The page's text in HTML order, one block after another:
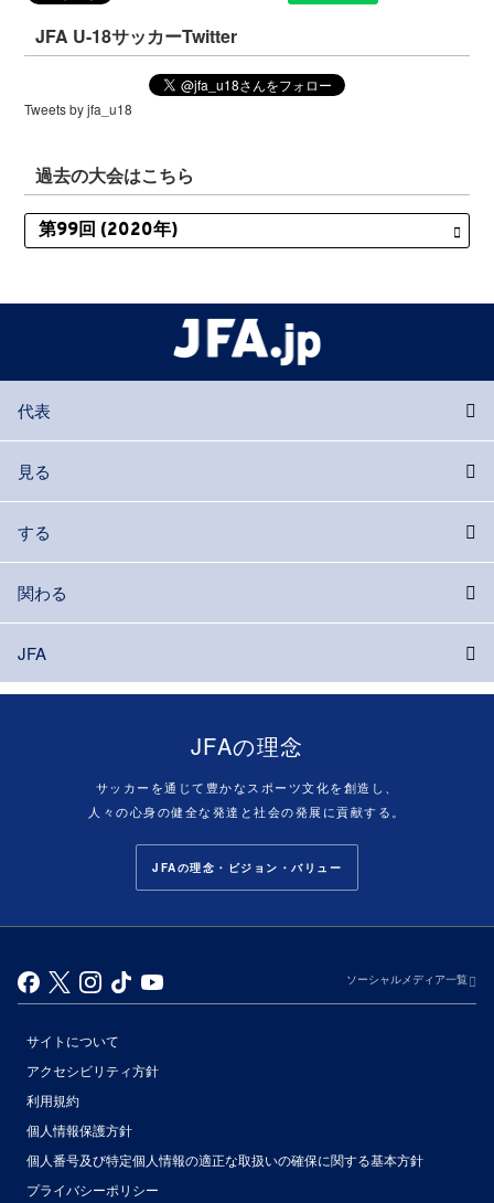
JFA U-18サッカーTwitter
Tweets by jfa_u18
過去の大会はこちら
代表
見る
する
関わる
JFA
JFAの理念
サッカーを通じて豊かなスポーツ文化を創造し、
人々の心身の健全な発達と社会の発展に貢献する。
JFAの理念・ビジョン・バリュー
ソーシャルメディア一覧
サイトについて
アクセシビリティ方針
利用規約
個人情報保護方針
個人番号及び特定個人情報の適正な取扱いの確保に関する基本方針
プライバシーポリシー